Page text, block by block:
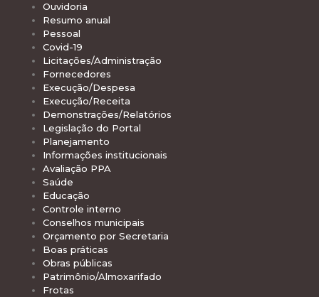
Ouvidoria
Resumo anual
Pessoal
Covid-19
Licitações/Administração
Fornecedores
Execução/Despesa
Execução/Receita
Demonstrações/Relatórios
Legislação do Portal
Planejamento
Informações institucionais
Avaliação PPA
Saúde
Educação
Controle interno
Conselhos municipais
Orçamento por Secretaria
Boas práticas
Obras públicas
Patrimônio/Almoxarifado
Frotas